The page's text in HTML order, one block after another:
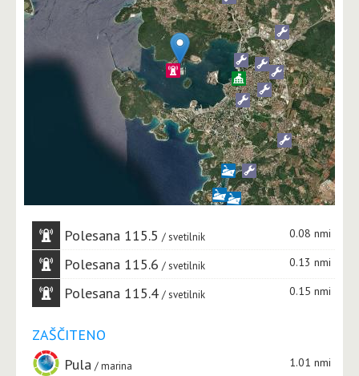
Polesana 115.5 svetilnik 0.08 nmi
Polesana 115.6 svetilnik 0.13 nmi
Polesana 115.4 svetilnik 0.15 nmi
ZAŠČITENO
Pula
marina 1.01 nmi